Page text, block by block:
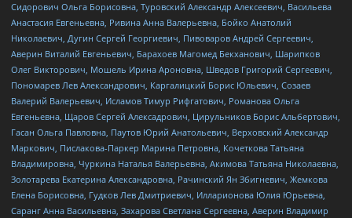
Сидорович Ольга Борисовна, Туровский Александр Алексеевич, Васильева
Анастасия Евгеньевна, Ривина Анна Валерьевна, Бойко Анатолий
Николаевич, Дугин Сергей Георгиевич, Пивоваров Андрей Сергеевич,
Аверин Виталий Евгеньевич, Барахоев Магомед Бекханович, Шарипков
Олег Викторович, Мошель Ирина Ароновна, Шведов Григорий Сергеевич,
Пономарев Лев Александрович, Каргалицкий Борис Юльевич, Созаев
Валерий Валерьевич, Исламов Тимур Рифгатович, Романова Ольга
Евгеньевна, Щаров Сергей Алексадрович, Цирульников Борис Альбертович,
Гасан Ольга Павловна, Паутов Юрий Анатольевич, Верховский Александр
Маркович, Пислакова-Паркер Марина Петровна, Кочеткова Татьяна
Владимировна, Чуркина Наталья Валерьевна, Акимова Татьяна Николаевна,
Золотарева Екатерина Александровна, Рачинский Ян Збигневич, Жемкова
Елена Борисовна, Гудков Лев Дмитриевич, Илларионова Юлия Юрьевна,
Саранг Анна Васильевна, Захарова Светлана Сергеевна, Аверин Владимир